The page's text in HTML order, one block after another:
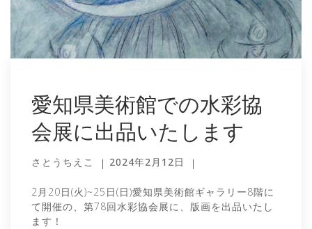
愛知県美術館での水彩協
会展に出品いたします
さとうちえこ 2024年2月12日
2月20日(火)~25日(日)愛知県美術館ギャラリー8階に
て開催の、第78回水彩協会展に、版画を出品いたし
ます！